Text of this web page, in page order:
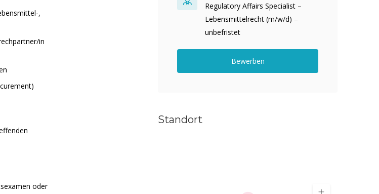
,
in
oder
Regulatory Affairs Specialist –
Lebensmittelrecht (m/w/d) –
unbefristet
Bewerben
Standort